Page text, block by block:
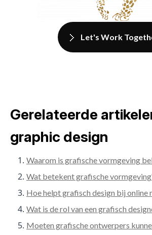
Let's Work
Gerelateerde
graphic design
Waarom is grafische vormgeving
Wat betekent grafische
Hoe helpt grafisch design bij online
Wat is de rol van een grafisch
Moeten grafische ontwerpers